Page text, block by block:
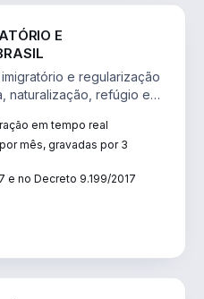
E
e regularização
naturalização, refúgio e
em tempo real
mês, gravadas por 3
e no Decreto 9.199/2017